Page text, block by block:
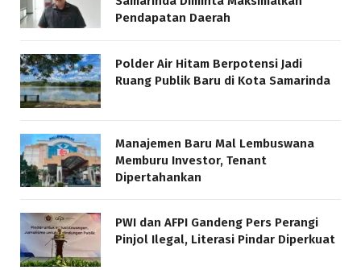
Pendapatan Daerah
Polder Air Hitam Berpotensi Jadi
Ruang Publik Baru di Kota Samarinda
Manajemen Baru Mal Lembuswana
Memburu Investor, Tenant
Dipertahankan
PWI dan AFPI Gandeng Pers Perangi
Pinjol Ilegal, Literasi Pindar Diperkuat